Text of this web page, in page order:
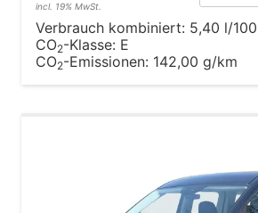
incl. 19% MwSt.
Verbrauch kombiniert: 5,40 l/
CO2-Klasse: E
CO2-Emissionen: 142,00 g/km